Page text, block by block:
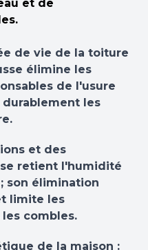
et de
de vie de la toiture
élimine les
de l'usure
les
et des
retient l'humidité
son élimination
limite les
combles.
de la maison :